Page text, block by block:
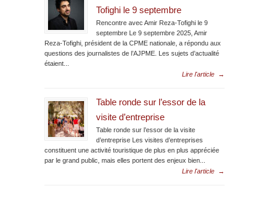
Tofighi le 9 septembre
Rencontre avec Amir Reza-Tofighi le 9
septembre Le 9 septembre 2025, Amir
Reza-Tofighi, président de la CPME nationale, a répondu aux
questions des journalistes de l’AJPME. Les sujets d’actualité
étaient...
Lire l'article
→
Table ronde sur l’essor de la
visite d’entreprise
Table ronde sur l’essor de la visite
d’entreprise Les visites d’entreprises
constituent une activité touristique de plus en plus appréciée
par le grand public, mais elles portent des enjeux bien...
Lire l'article
→